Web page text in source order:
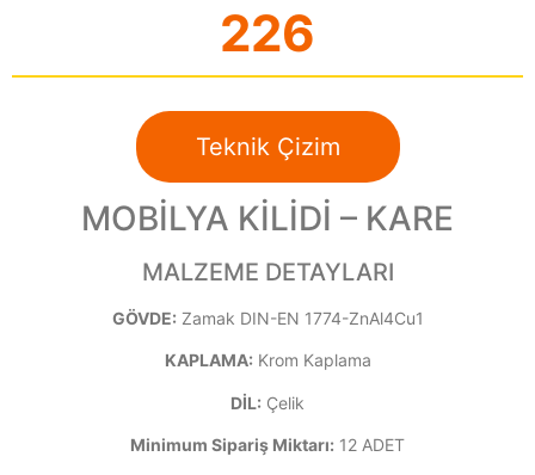
226
Teknik Çizim
MOBİLYA KİLİDİ – KARE
MALZEME DETAYLARI
GÖVDE: Zamak DIN-EN 1774-ZnAl4Cu1
KAPLAMA: Krom Kaplama
DİL: Çelik
Minimum Sipariş Miktarı: 12 ADET